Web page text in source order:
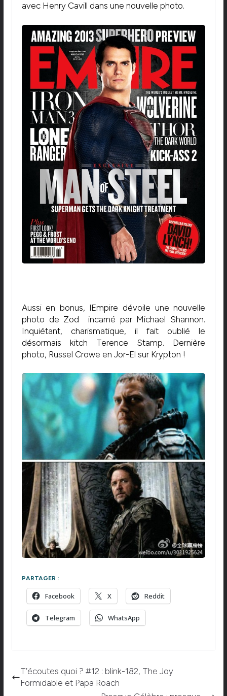
avec Henry Cavill dans une nouvelle photo.
Aussi en bonus, lEmpire dévoile une nouvelle
photo de Zod incarné par Michael Shannon.
Inquiétant, charismatique, il fait oublié le
désormais kitch Terence Stamp. Dernière
photo, Russel Crowe en Jor-El sur Krypton !
PARTAGER :
Facebook X Reddit
Telegram WhatsApp
T’écoutes quoi ? #12 : blink-182, The Joy
Formidable et Papa Roach